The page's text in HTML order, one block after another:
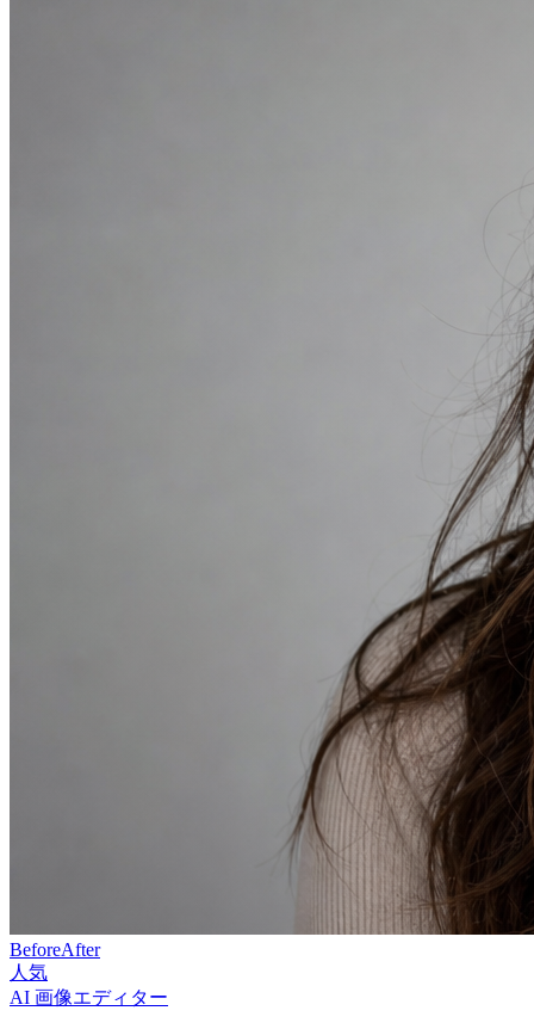
BeforeAfter
人気
AI 画像エディター